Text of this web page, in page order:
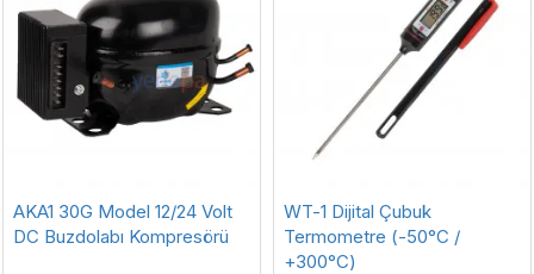
AKA1 30G Model 12/24 Volt
DC Buzdolabı Kompresörü
WT-1 Dijital Çubuk
Termometre (-50°C /
+300°C)